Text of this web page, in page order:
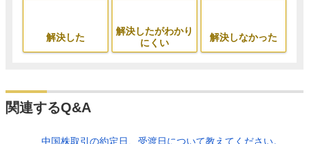
解決した
解決したがわかり
にくい
解決しなかった
関連するQ&A
中国株取引の約定日、受渡日について教えてください。